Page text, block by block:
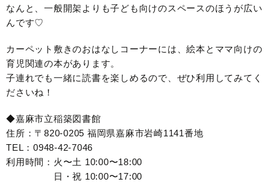
なんと、一般開架よりも子ども向けのスペースのほうが広い
んです♡
カーペット敷きのおはなしコーナーには、絵本とママ向けの
育児関連の本があります。
子連れでも一緒に読書を楽しめるので、ぜひ利用してみてく
ださいね！
◆嘉麻市立稲築図書館
住所：〒820-0205 福岡県嘉麻市岩崎1141番地
TEL：0948-42-7046
利用時間：火〜土 10:00〜18:00
日・祝 10:00〜17:00